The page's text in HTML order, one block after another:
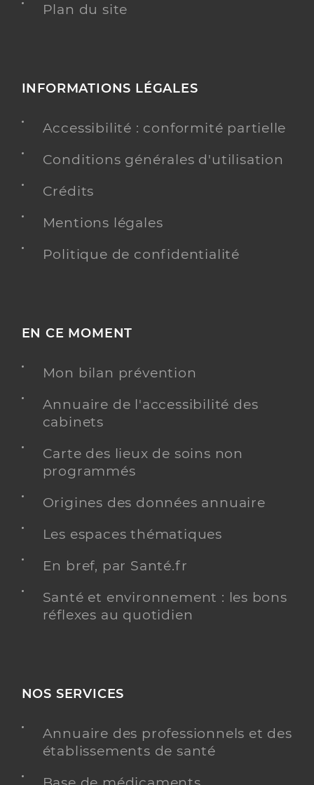
Plan du site
INFORMATIONS LÉGALES
Accessibilité : conformité partielle
Conditions générales d'utilisation
Crédits
Mentions légales
Politique de confidentialité
EN CE MOMENT
Mon bilan prévention
Annuaire de l'accessibilité des
cabinets
Carte des lieux de soins non
programmés
Origines des données annuaire
Les espaces thématiques
En bref, par Santé.fr
Santé et environnement : les bons
réflexes au quotidien
NOS SERVICES
Annuaire des professionnels et des
établissements de santé